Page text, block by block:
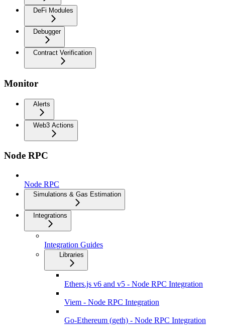
DeFi Modules
Debugger
Contract Verification
Monitor
Alerts
Web3 Actions
Node RPC
Node RPC
Simulations & Gas Estimation
Integrations
Integration Guides
Libraries
Ethers.js v6 and v5 - Node RPC Integration
Viem - Node RPC Integration
Go-Ethereum (geth) - Node RPC Integration